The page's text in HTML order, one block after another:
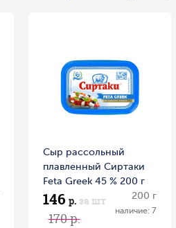
Сыр рассольный
плавленный Сиртаки
Feta Greek 45 % 200 г
146 р. за шт
170 р.
200 г
наличие: 7